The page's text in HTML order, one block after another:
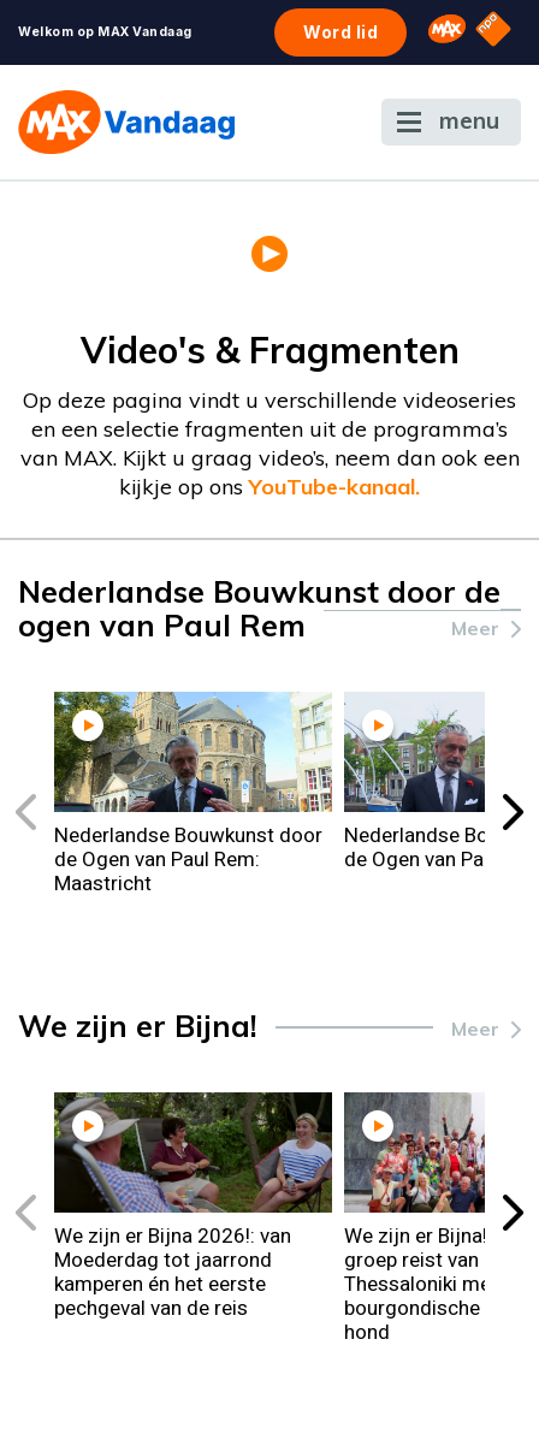
Welkom op MAX Vandaag Word lid Omroep
NPO
menu
Video's & Fragmenten
Op deze pagina vindt u verschillende videoseries
en een selectie fragmenten uit de programma’s
van MAX. Kijkt u graag video’s, neem dan ook een
kijkje op onsYouTube-kanaal.
Nederlandse Bouwkunst door de
ogen van Paul Rem
Meer
Nederlandse Bouwkunst door
de Ogen van Paul Rem:
Maastricht
Nederlandse
de Ogen van Paul
We zijn er Bijna! Meer
We zijn er Bijna 2026!: van
Moederdag tot jaarrond
kamperen én het eerste
pechgeval van de reis
We zijn er Bijna!
groep reist van
Thessaloniki met
bourgondische
hond